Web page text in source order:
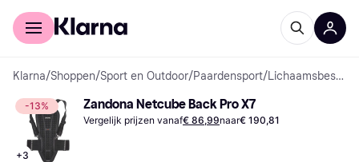
Voor shoppers
Klarna/Shoppen/Sport en Outdoor/Paardensport/ Lichaamsbeschermers
-13%
+3
Zandona Netcube Back Pro X7
Vergelijk prijzen vanaf€ 86,99naar€ 190,81